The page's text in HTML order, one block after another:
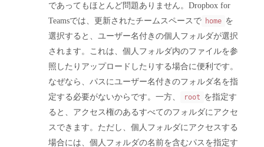
であってもほとんど問題ありません。Dropbox for
Teamsでは、更新されたチームスペースで home を
選択すると、ユーザー名付きの個人フォルダが選択
されます。これは、個人フォルダ内のファイルを参
照したりアップロードしたりする場合に便利です。
なぜなら、パスにユーザー名付きのフォルダ名を指
定する必要がないからです。一方、
root を指定す
ると、アクセス権のあるすべてのフォルダにアクセ
スできます。ただし、個人フォルダにアクセスする
場合には、個人フォルダの名前を含むパスを指定す